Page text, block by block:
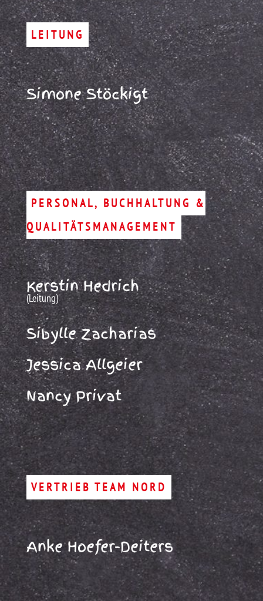
LEITUNG
Simone Stöckigt
PERSONAL, BUCHHALTUNG &
QUALITÄTSMANAGEMENT
Kerstin Hedrich
(Leitung)
Sibylle Zacharias
Jessica Allgeier
Nancy Privat
VERTRIEB TEAM NORD
Anke Hoefer-Deiters